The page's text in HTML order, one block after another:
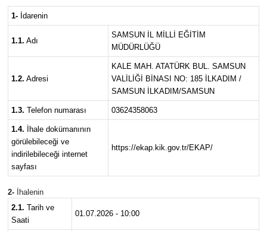
1-İdarenin
1.1. Adı
SAMSUN İL MİLLİ EĞİTİM
MÜDÜRLÜĞÜ
1.2. Adresi
KALE MAH. ATATÜRK BUL. SAMSUN
VALİLİĞİ BİNASI NO: 185 İLKADIM /
SAMSUN İLKADIM/SAMSUN
1.3. Telefon numarası 03624358063
1.4. İhale dokümanının
görülebileceği ve
indirilebileceği internet
sayfası
https://ekap.kik.gov.tr/EKAP/
2-İhalenin
2.1. Tarih ve
Saati
01.07.2026 - 10:00